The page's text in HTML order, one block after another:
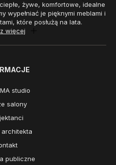
żywe, komfortowe, idealne
wypełniać je pięknymi meblami i
które posłużą na lata.
więcej
studio
salony
publiczne